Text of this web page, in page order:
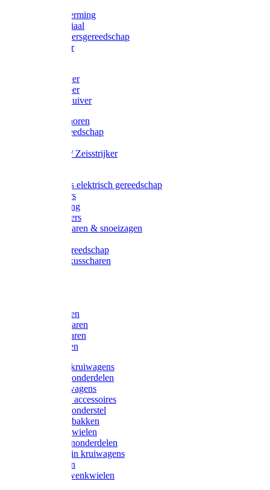
Kniebescherming
Afzetmateriaal
Stratenmakersgereedschap
Straathamer
Mestschuiver
Mestschraper
Sneeuwschuiver
Zeis toebehoren
Baggergereedschap
Wetstenen / Zeisstrijker
Accessoires elektrisch gereedschap
Grasmaaiers
Tuinreiniging
Robotmaaiers
Heggenscharen & snoeizagen
Klussen gereedschap
Gras & buxusscharen
Snoeischaren
Heggenscharen
Takkenscharen
Snoeimessen
Landbouwkruiwagens
Kruiwagenonderdelen
Bouwkruiwagens
Kruiwagen accessoires
Kruiwagenonderstel
Kruiwagenbakken
Kruiwagenwielen
Steekwagenonderdelen
Huis en Tuin kruiwagens
Steekwagen
Bok- en Zwenkwielen